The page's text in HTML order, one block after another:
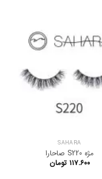
SAHARA
مژه S220 صاحارا
۱۱۷.۶۰۰ تومان